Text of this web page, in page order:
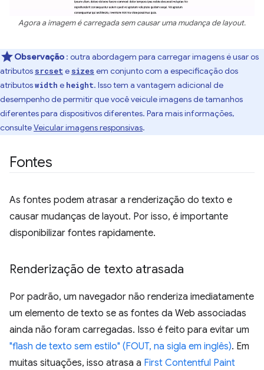
Agora a imagem é carregada sem causar uma mudança de layout.
Observação : outra abordagem para carregar imagens é usar os
atributos srcsete sizes em conjunto com a especificação dos
atributoswidth e height. Isso tem a vantagem adicional de
desempenho de permitir que você veicule imagens de tamanhos
diferentes para dispositivos diferentes. Para mais informações,
consulteVeicular imagens responsivas.
Fontes
As fontes podem atrasar a renderização do texto e
causar mudanças de layout. Por isso, é importante
disponibilizar fontes rapidamente.
Renderização de texto atrasada
Por padrão, um navegador não renderiza imediatamente
um elemento de texto se as fontes da Web associadas
ainda não foram carregadas. Isso é feito para evitar um
"flash de texto sem estilo" (FOUT, na sigla em inglês). Em
muitas situações, isso atrasa a First Contentful Paint